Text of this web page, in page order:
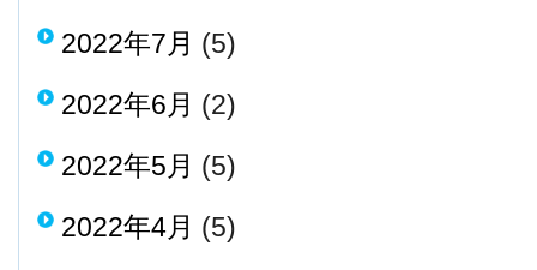
2022年7月 (5)
2022年6月 (2)
2022年5月 (5)
2022年4月 (5)